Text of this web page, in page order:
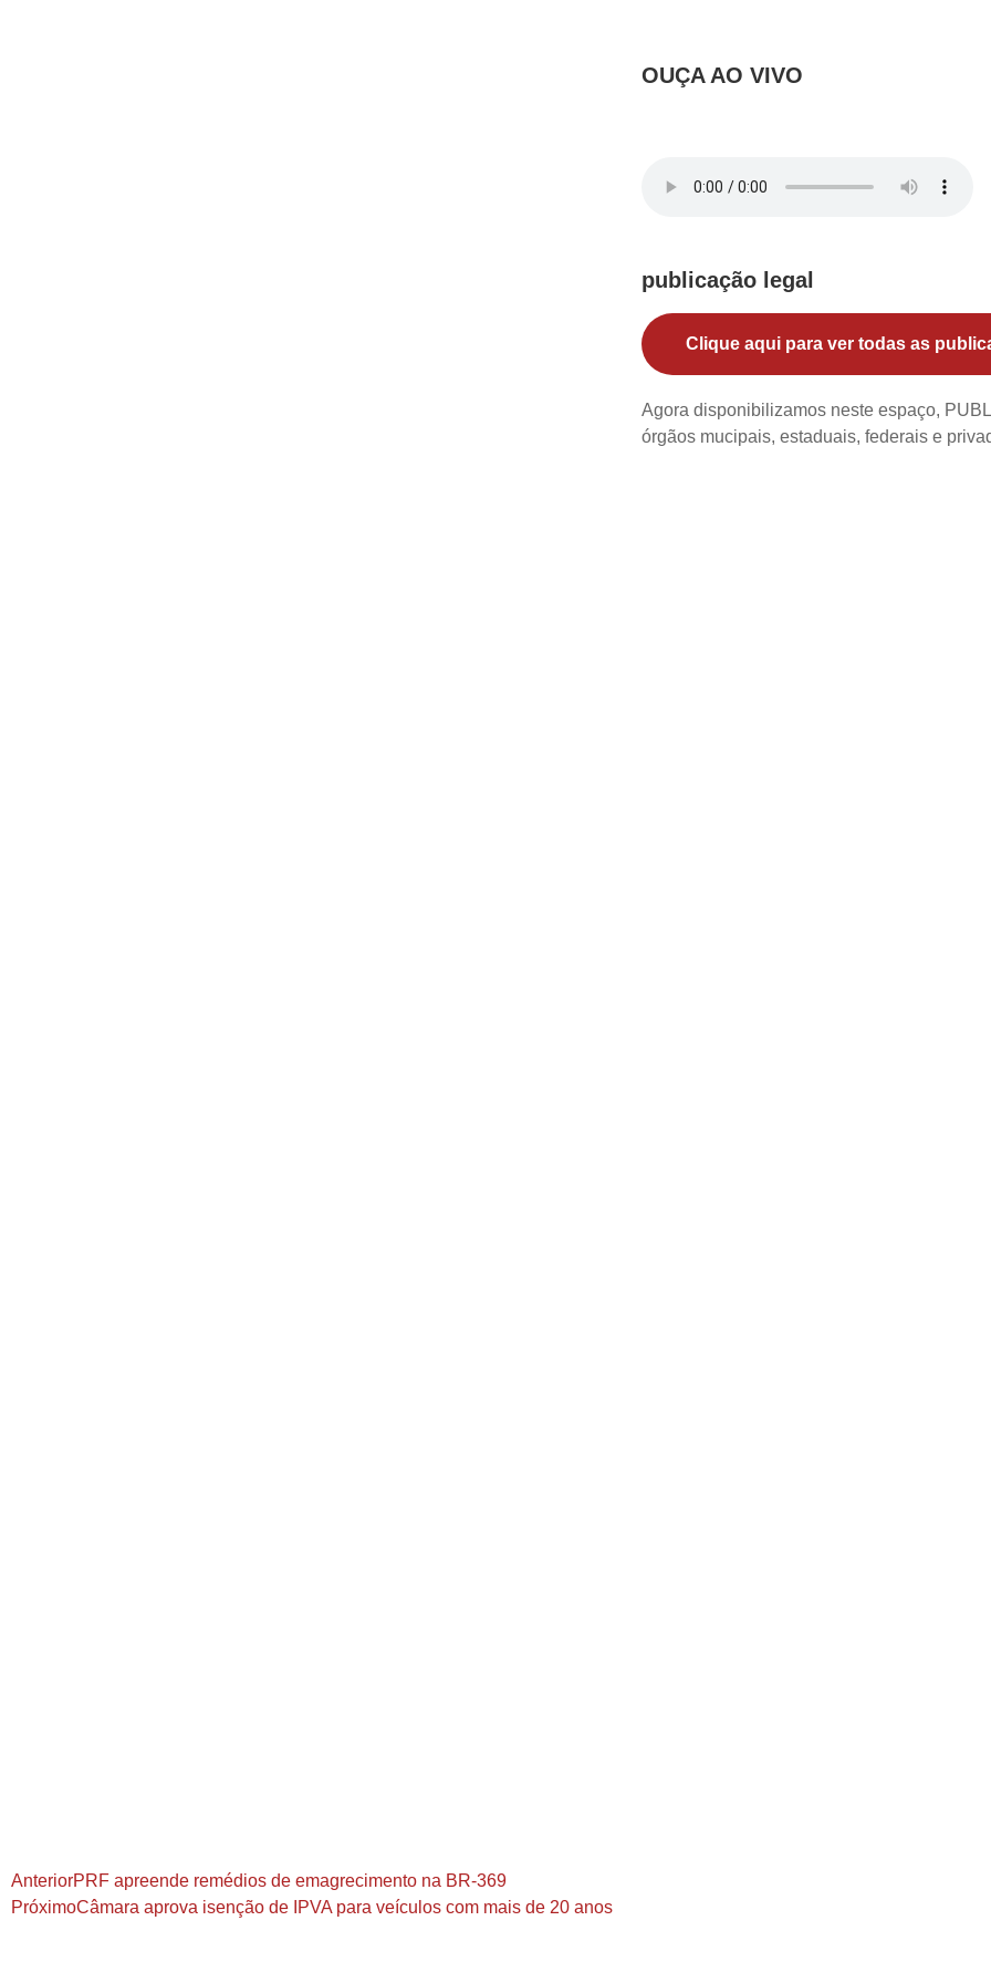
OUÇA AO VIVO
publicação legal
Clique aqui para ver todas as
Agora disponibilizamos neste espaço,
órgãos mucipais, estaduais, federais e
AnteriorPRF apreende remédios de emagrecimento na BR-369
PróximoCâmara aprova isenção de IPVA para veículos com mais de 20 anos